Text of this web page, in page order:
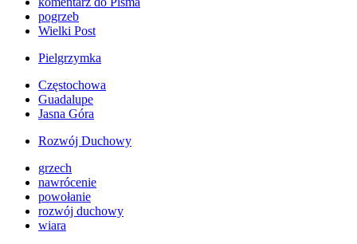
pogrzeb
Wielki Post
Pielgrzymka
Częstochowa
Guadalupe
Jasna Góra
Rozwój Duchowy
grzech
nawrócenie
powołanie
rozwój duchowy
wiara